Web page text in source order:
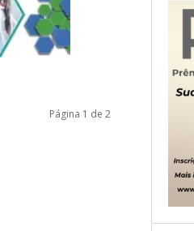
Página 1 de 2